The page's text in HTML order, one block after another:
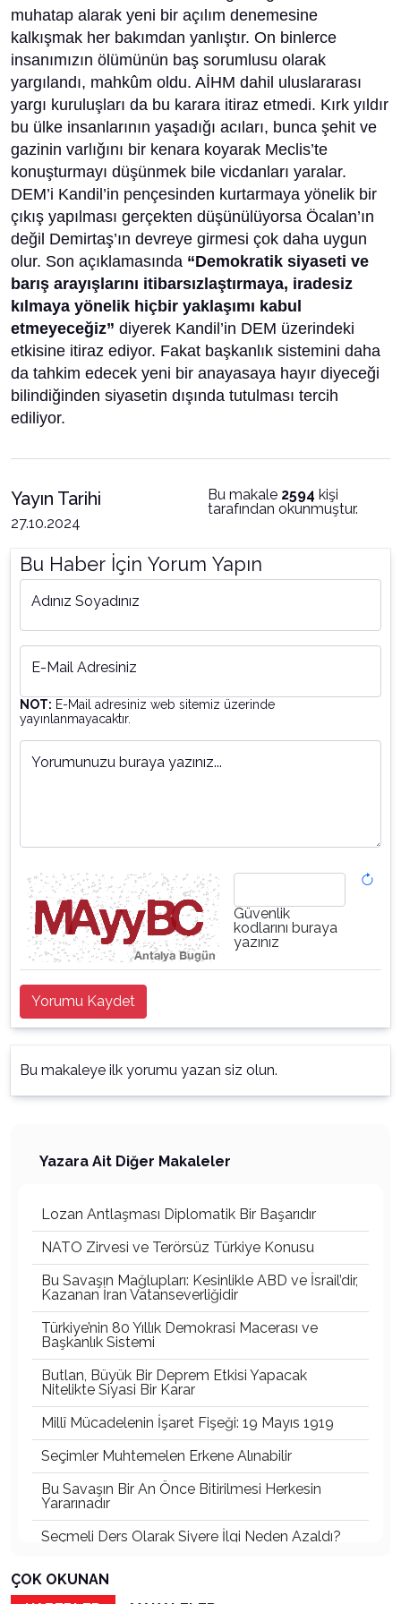
muhatap alarak yeni bir açılım denemesine
kalkışmak her bakımdan yanlıştır. On binlerce
insanımızın ölümünün baş sorumlusu olarak
yargılandı, mahkûm oldu. AİHM dahil uluslararası
yargı kuruluşları da bu karara itiraz etmedi. Kırk yıldır
bu ülke insanlarının yaşadığı acıları, bunca şehit ve
gazinin varlığını bir kenara koyarak Meclis’te
konuşturmayı düşünmek bile vicdanları yaralar.
DEM’i Kandil’in pençesinden kurtarmaya yönelik bir
çıkış yapılması gerçekten düşünülüyorsa Öcalan’ın
değil Demirtaş’ın devreye girmesi çok daha uygun
olur. Son açıklamasında “Demokratik siyaseti ve
barış arayışlarını itibarsızlaştırmaya, iradesiz
kılmaya yönelik hiçbir yaklaşımı kabul
etmeyeceğiz” diyerek Kandil’in DEM üzerindeki
etkisine itiraz ediyor. Fakat başkanlık sistemini daha
da tahkim edecek yeni bir anayasaya hayır diyeceği
bilindiğinden siyasetin dışında tutulması tercih
ediliyor.
Yayın Tarihi
27.10.2024
Bu makale 2594 kişi
tarafından okunmuştur.
Bu Haber İçin Yorum Yapın
Adınız Soyadınız
E-Mail Adresiniz
NOT: E-Mail adresiniz web sitemiz üzerinde
yayınlanmayacaktır.
Yorumunuzu buraya yazınız...
Güvenlik
kodlarını buraya
yazınız
Yorumu Kaydet
Bu makaleye ilk yorumu yazan siz olun.
Yazara Ait Diğer Makaleler
Lozan Antlaşması Diplomatik Bir Başarıdır
NATO Zirvesi ve Terörsüz Türkiye Konusu
Bu Savaşın Mağlupları: Kesinlikle ABD ve İsrail’dir,
Kazanan İran Vatanseverliğidir
Türkiye’nin 80 Yıllık Demokrasi Macerası ve
Başkanlık Sistemi
Butlan, Büyük Bir Deprem Etkisi Yapacak
Nitelikte Siyasi Bir Karar
Millî Mücadelenin İşaret Fişeği: 19 Mayıs 1919
Seçimler Muhtemelen Erkene Alınabilir
Bu Savaşın Bir An Önce Bitirilmesi Herkesin
Yararınadır
Seçmeli Ders Olarak Siyere İlgi Neden Azaldı?
İki Menfur Saldırı ve Katliam Çok Yönlü
İncelenmelidir
ÇOK OKUNAN